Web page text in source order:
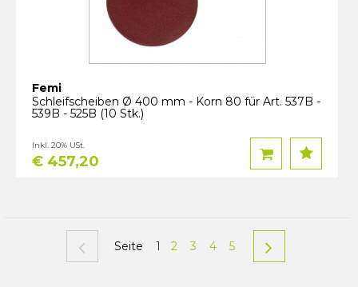
Femi
Schleifscheiben Ø 400 mm - Korn 80 für Art. 537B -
539B - 525B (10 Stk.)
€ 457,20
Inkl. 20% USt.
Seite 1 2 3 4 5